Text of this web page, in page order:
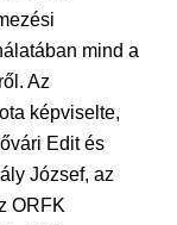
mind a
Az
képviselte,
Edit és
József, az
ORFK